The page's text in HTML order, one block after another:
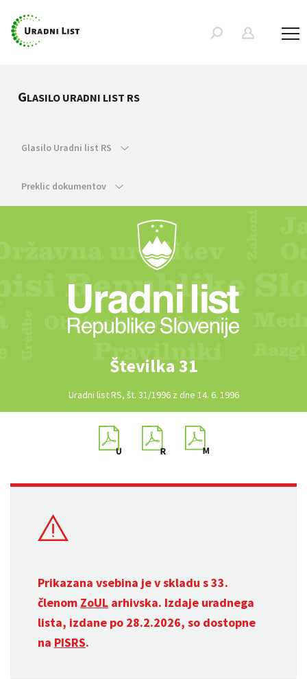
GLASILO URADNI LIST RS
Glasilo Uradni list RS
Preklic dokumentov
Številka 31
Uradni list RS, št. 31/1996 z dne 14. 6. 1996
Prikazana vsebina je v skladu s 33.
členom ZoUL arhivska. Izdaje uradnega
lista, izdane po 28.2.2026, so dostopne
na PISRS.